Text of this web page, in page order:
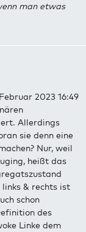
man etwas
2023 16:49
Allerdings
sie denn eine
Nur, weil
heißt das
& rechts ist
schon
des
Linke dem